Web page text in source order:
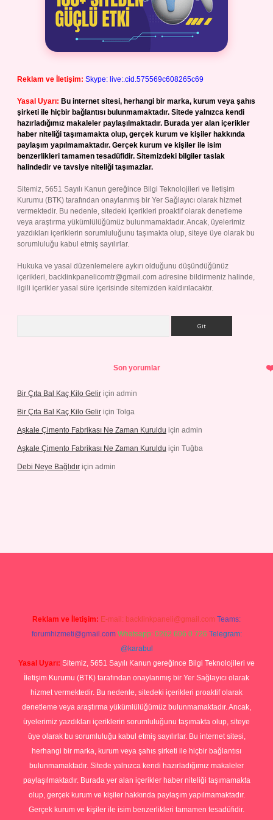
Reklam ve İletişim: Skype: live:.cid.575569c608265c69
Yasal Uyarı: Bu internet sitesi, herhangi bir marka, kurum veya şahıs
şirketi ile hiçbir bağlantısı bulunmamaktadır. Sitede yalnızca kendi
hazırladığımız makaleler paylaşılmaktadır. Burada yer alan içerikler
haber niteliği taşımamakta olup, gerçek kurum ve kişiler hakkında
paylaşım yapılmamaktadır. Gerçek kurum ve kişiler ile isim
benzerlikleri tamamen tesadüfidir. Sitemizdeki bilgiler taslak
halindedir ve tavsiye niteliği taşımazlar.
Sitemiz, 5651 Sayılı Kanun gereğince Bilgi Teknolojileri ve İletişim
Kurumu (BTK) tarafından onaylanmış bir Yer Sağlayıcı olarak hizmet
vermektedir. Bu nedenle, sitedeki içerikleri proaktif olarak denetleme
veya araştırma yükümlülüğümüz bulunmamaktadır. Ancak, üyelerimiz
yazdıkları içeriklerin sorumluluğunu taşımakta olup, siteye üye olarak bu
sorumluluğu kabul etmiş sayılırlar.
Hukuka ve yasal düzenlemelere aykırı olduğunu düşündüğünüz
içerikleri, backlinkpanelicomtr@gmail.com adresine bildirmeniz halinde,
ilgili içerikler yasal süre içerisinde sitemizden kaldırılacaktır.
Son yorumlar
Bir Çıta Bal Kaç Kilo Gelir için admin
Bir Çıta Bal Kaç Kilo Gelir için Tolga
Aşkale Çimento Fabrikası Ne Zaman Kuruldu için admin
Aşkale Çimento Fabrikası Ne Zaman Kuruldu için Tuğba
Debi Neye Bağlıdır için admin
Reklam ve İletişim: E-mail: backlinkpaneli@gmail.com Teams:
forumhizmeti@gmail.com Whatsapp: 0262 606 0 726 Telegram:
@karabul
Yasal Uyarı: Sitemiz, 5651 Sayılı Kanun gereğince Bilgi Teknolojileri ve
İletişim Kurumu (BTK) tarafından onaylanmış bir Yer Sağlayıcı olarak
hizmet vermektedir. Bu nedenle, sitedeki içerikleri proaktif olarak
denetleme veya araştırma yükümlülüğümüz bulunmamaktadır. Ancak,
üyelerimiz yazdıkları içeriklerin sorumluluğunu taşımakta olup, siteye
üye olarak bu sorumluluğu kabul etmiş sayılırlar. Bu internet sitesi,
herhangi bir marka, kurum veya şahıs şirketi ile hiçbir bağlantısı
bulunmamaktadır. Sitede yalnızca kendi hazırladığımız makaleler
paylaşılmaktadır. Burada yer alan içerikler haber niteliği taşımamakta
olup, gerçek kurum ve kişiler hakkında paylaşım yapılmamaktadır.
Gerçek kurum ve kişiler ile isim benzerlikleri tamamen tesadüfidir.